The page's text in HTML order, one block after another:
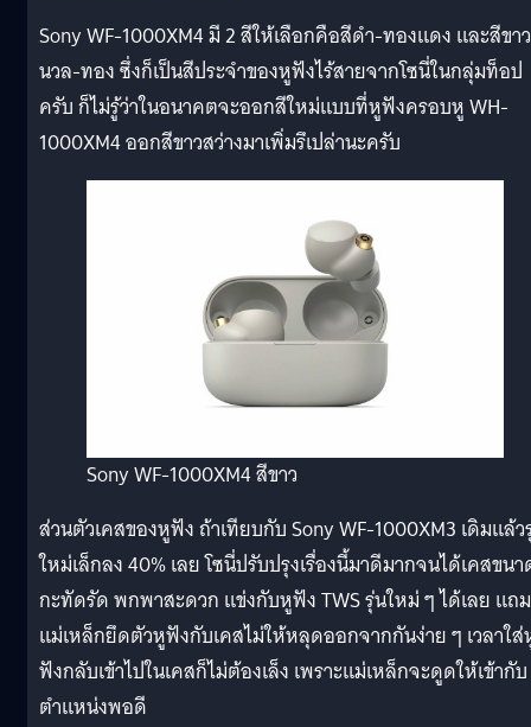
Sony WF-1000XM4 มี 2 สีให้เลือกคือสีดำ-ทองแดง และสีขาว
นวล-ทอง ซึ่งก็เป็นสีประจำของหูฟังไร้สายจากโซนี่ในกลุ่มท็อป
ครับ ก็ไม่รู้ว่าในอนาคตจะออกสีใหม่แบบที่หูฟังครอบหู WH-
1000XM4 ออกสีขาวสว่างมาเพิ่มรึเปล่านะครับ
Sony WF-1000XM4 สีขาว
ส่วนตัวเคสของหูฟัง ถ้าเทียบกับ Sony WF-1000XM3 เดิมแล้
ใหม่เล็กลง 40% เลย โซนี่ปรับปรุงเรื่องนี้มาดีมากจนได้เคสขน
กะทัดรัด พกพาสะดวก แข่งกับหูฟัง TWS รุ่นใหม่ ๆ ได้เลย แถ
แม่เหล็กยึดตัวหูฟังกับเคสไม่ให้หลุดออกจากกันง่าย ๆ เวลาใ
ฟังกลับเข้าไปในเคสก็ไม่ต้องเล็ง เพราะแม่เหล็กจะดูดให้เข้ากับ
ตำแหน่งพอดี